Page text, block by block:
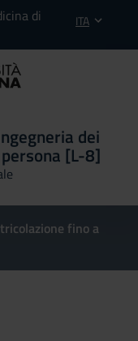
di
ITA
dei
[L-8]
fino a